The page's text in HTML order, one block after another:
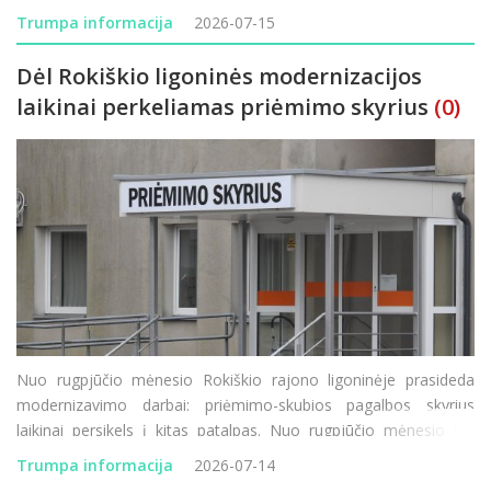
pranešimus, tačiau jų tikslas – atskleisti prisijungim
Trumpa informacija 2026-07-15
Dėl Rokiškio ligoninės modernizacijos
laikinai perkeliamas priėmimo skyrius (0)
Nuo rugpjūčio mėnesio Rokiškio rajono ligoninėje prasideda
modernizavimo darbai: priėmimo-skubios pagalbos skyrius
laikinai persikels į kitas patalpas. Nuo rugpjūčio mėnesio VšĮ
Rokiškio rajono ligoninėje prasideda vienas didžiausių pastarųjų
Trumpa informacija 2026-07-14